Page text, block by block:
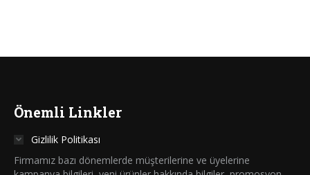
Önemli Linkler
Gizlilik Politikası
Firmamız bazı dönemlerde müşterilerine ve üyelerine